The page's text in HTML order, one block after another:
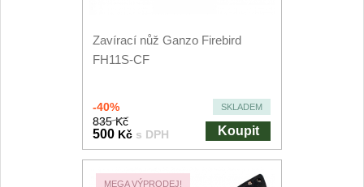
Zavírací nože
Zavírací nůž Ganzo Firebird
FH11S-CF
-40% SKLADEM
835 Kč
500 Kč s DPH Koupit
MEGA VÝPRODEJ!